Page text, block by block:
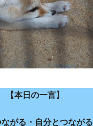
【本日の一言】
ながる・自分とつながる